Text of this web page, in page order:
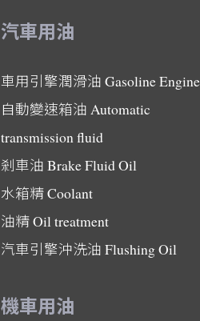
汽車用油
車用引擎潤滑油 Gasoline Engine
自動變速箱油 Automatic
transmission fluid
剎車油 Brake Fluid Oil
水箱精Coolant
油精Oil treatment
汽車引擎沖洗油 Flushing Oil
機車用油